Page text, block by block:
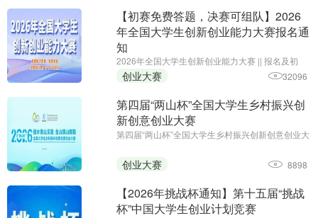
【初赛免费答题，决赛可组队】2026
年全国大学生创新创业能力大赛报名通
知
2026年全国大学生创新创业能力大赛 || 报名及初
赛：即日起至11月30日;主办单位：中国智慧工程研
究会职业教育专业委员会、安徽省企业管理培训协
会、黑龙江省创新教育研究院、全国大学生创新创
业能力大赛组委会
创业大赛 32096
第四届“两山杯”全国大学生乡村振兴创
新创意创业大赛
第四届“两山杯”全国大学生乡村振兴创新创意创业大
赛道：2026年5月–7月15日,创业赛道：2026年5
月–7月15日;主办单位:新华社品牌工作办公室、新
创业大赛 8898
【2026年挑战杯通知】第十五届“挑战
杯”中国大学生创业计划竞赛